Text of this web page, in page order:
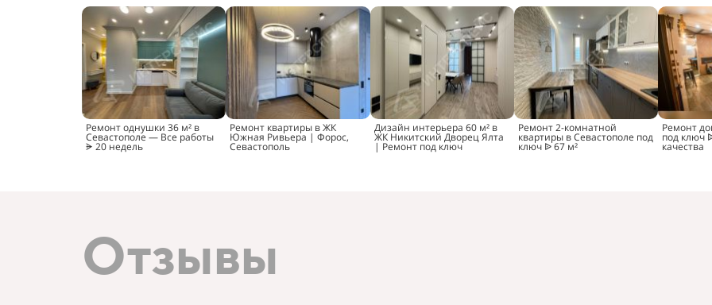
Ремонт однушки 36 м² в
Севастополе — Все работы
ᗓ 20 недель
Ремонт квартиры в ЖК
Южная Ривьера | Форос,
Севастополь
Дизайн интерьера 60 м² в
ЖК Никитский Дворец Ялта
| Ремонт под ключ
Ремонт 2-комнатной
квартиры в Севастополе под
ключ ᐉ 67 м²
Ремонт
под ключ
качества
Отзывы